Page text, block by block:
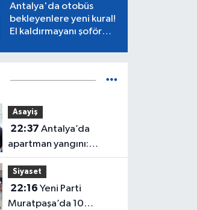
Antalya'da otobüs
bekleyenlere yeni kural!
El kaldırmayanı şoför
Asayiş
22:37
apartman yangını:
Mahsur kalan aile
kurtarıldı
Siyaset
22:16
Muratpaşa’da 10